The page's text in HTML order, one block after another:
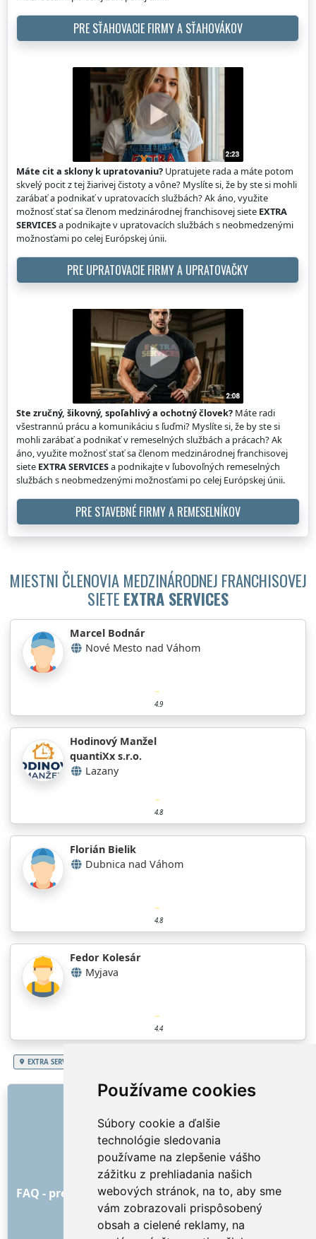
Používame cookies
Súbory cookie a ďalšie
technológie sledovania
používame na zlepšenie vášho
zážitku z prehliadania našich
webových stránok, na to, aby sme
vám zobrazovali prispôsobený
obsah a cielené reklamy, na
PRE SŤAHOVACIE FIRMY A SŤAHOVÁKOV
Máte cit a sklony k upratovaniu? Upratujete rada a máte potom
skvelý pocit z tej žiarivej čistoty a vône? Myslíte si, že by ste si mohli
zarábať a podnikať v upratovacích službách? Ak áno, využite
možnosť stať sa členom medzinárodnej franchisovej siete EXTRA
SERVICESa podnikajte v upratovacích službách s neobmedzenými
možnosťami po celej Európskej únii.
PRE UPRATOVACIE FIRMY A UPRATOVAČKY
Ste zručný, šikovný, spoľahlivý a ochotný človek? Máte radi
všestrannú prácu a komunikáciu s ľuďmi? Myslíte si, že by ste si
mohli zarábať a podnikať v remeselných službách a prácach? Ak
áno, využite možnosť stať sa členom medzinárodnej franchisovej
siete EXTRA SERVICESa podnikajte v ľubovoľných remeselných
službách s neobmedzenými možnosťami po celej Európskej únii.
PRE STAVEBNÉ FIRMY A REMESELNÍKOV
MIESTNI ČLENOVIA MEDZINÁRODNEJ FRANCHISOVEJ
SIETE EXTRA SERVICES
Marcel Bodnár
Nové Mesto nad Váhom
4.9
Hodinový Manžel
quantiXx s.r.o.
Lazany
4.8
Florián Bielik
Dubnica nad Váhom
4.8
Fedor Kolesár
Myjava
4.4
EXTRA SERVICES
ODKAZY
O nás
Ako to všetko začalo
Cenník
Všeobecné obchodné podmienky
FAQ - pre objednávateľa FAQ - pre poskytovateľov
Reklama a marketing
Blog